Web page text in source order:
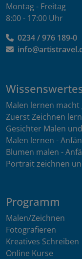
Montag - Freitag
8:00 - 17:00 Uhr
0234 / 976 189-0
Malen lernen macht
Zuerst Zeichnen
Gesichter Malen
Malen lernen -
Blumen malen -
Portrait zeichnen
Programm
Malen/Zeichnen
Fotografieren
Kreatives Schreiben
Online Kurse